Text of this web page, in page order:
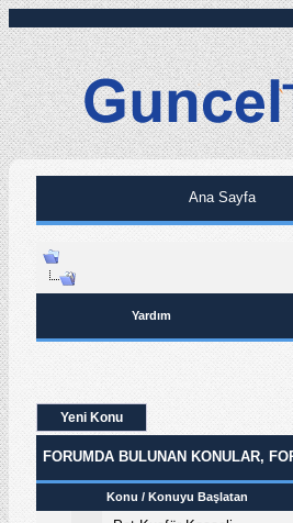
Ana Sayfa
Yardım
Yeni Konu
FORUMDA BULUNAN KONULAR,
Konu / Konuyu Başlatan